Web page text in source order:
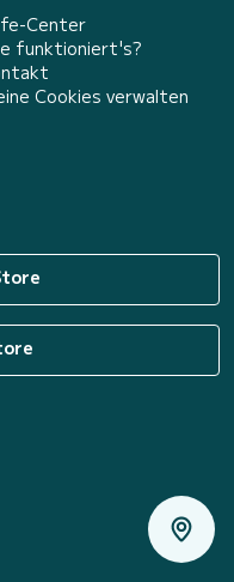
Center
funktioniert's?
Cookies verwalten